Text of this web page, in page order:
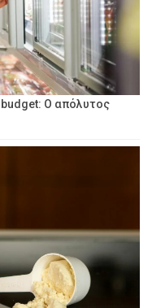
budget: Ο απόλυτος